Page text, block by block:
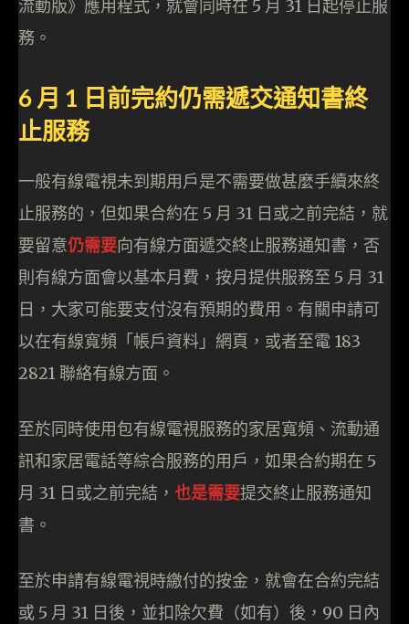
流動版》應用程式，就會同時在 5 月 31 日起停止服
務。
6 月 1 日前完約仍需遞交通知書終
止服務
一般有線電視未到期用戶是不需要做甚麼手續來終
止服務的，但如果合約在 5 月 31 日或之前完結，就
要留意仍需要向有線方面遞交終止服務通知書，否
則有線方面會以基本月費，按月提供服務至 5 月 31
日，大家可能要支付沒有預期的費用。有關申請可
以在有線寬頻「帳戶資料」網頁，或者至電 183
2821 聯絡有線方面。
至於同時使用包有線電視服務的家居寬頻、流動通
訊和家居電話等綜合服務的用戶，如果合約期在 5
月 31 日或之前完結， 也是需要提交終止服務通知
書。
至於申請有線電視時繳付的按金，就會在合約完結
或 5 月 31 日後，並扣除欠費（如有）後，90 日內